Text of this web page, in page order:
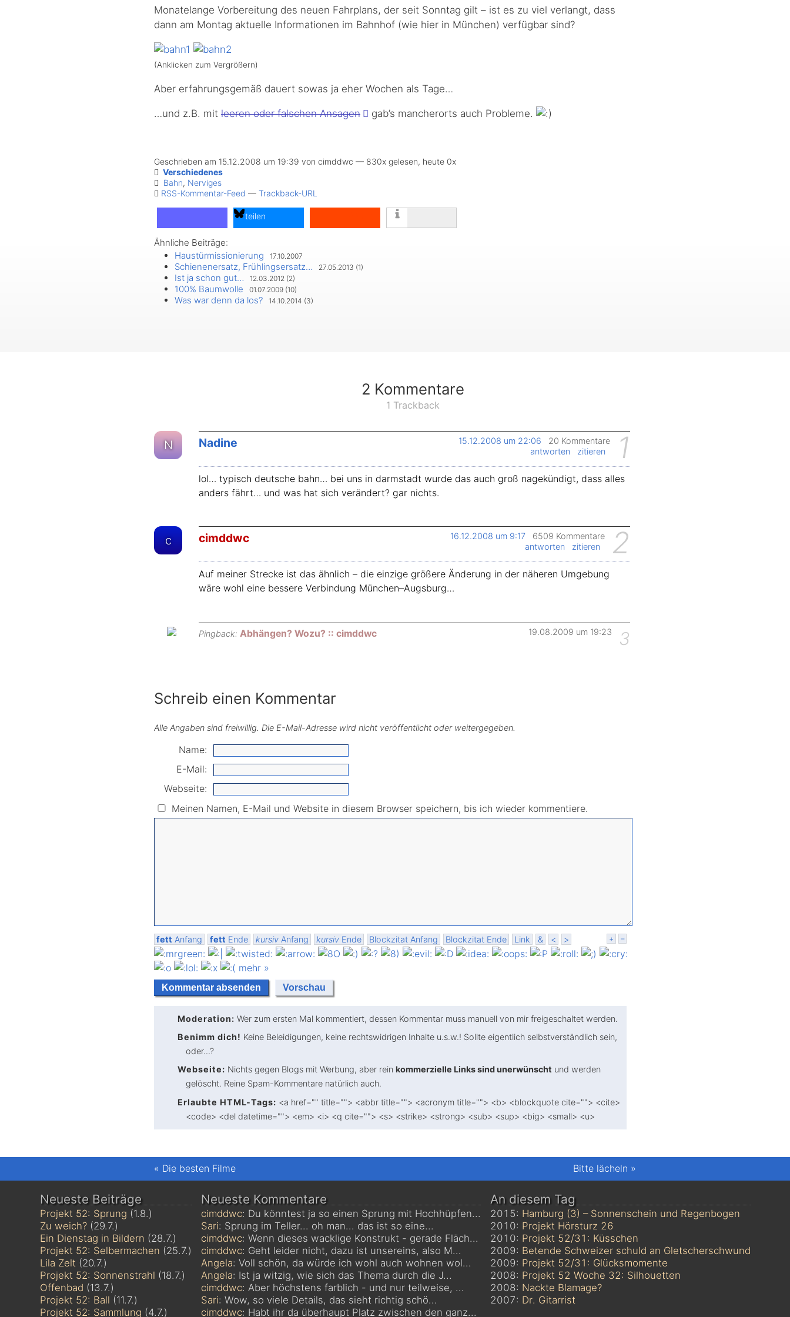
Monatelange Vorbereitung des neuen Fahrplans, der seit Sonntag gilt – ist es zu viel verlangt, dass
dann am Montag aktuelle Informationen im Bahnhof (wie hier in München) verfügbar sind?
(Anklicken zum Vergrößern)
Aber erfahrungsgemäß dauert sowas ja eher Wochen als Tage…
…und z.B. mit leeren oder falschen Ansagen gab’s mancherorts auch Probleme.
Geschrieben am 15.12.2008 um 19:39 von cimddwc — 830x gelesen, heute 0x
Verschiedenes
Bahn, Nerviges
RSS-Kommentar-Feed — Trackback-URL
teilen
teilen
Ähnliche Beiträge:
Haustürmissionierung
17.10.2007
Schienenersatz, Frühlingsersatz… 27.05.2013 (1)
Ist ja schon gut… 12.03.2012 (2)
100% Baumwolle 01.07.2009 (10)
Was war denn da los? 14.10.2014 (3)
2 Kommentare
1 Trackback
N Nadine 1
15.12.2008 um 22:06
20 Kommentare
antworten
zitieren
lol… typisch deutsche bahn… bei uns in darmstadt wurde das auch groß nagekündigt, dass alles
anders fährt… und was hat sich verändert? gar nichts.
c cimddwc 2
16.12.2008 um 9:17
6509 Kommentare
antworten
zitieren
Auf meiner Strecke ist das ähnlich – die einzige größere Änderung in der näheren Umgebung
wäre wohl eine bessere Verbindung München–Augsburg…
Pingback: Abhängen? Wozu? :: cimddwc 3
19.08.2009 um 19:23
Schreib einen Kommentar
Alle Angaben sind freiwillig. Die E-Mail-Adresse wird nicht veröffentlicht oder weitergegeben.
Name:
E-Mail:
Webseite:
Meinen Namen, E-Mail und Website in diesem Browser speichern, bis ich wieder kommentiere.
+ –
fett Anfang fett Ende kursiv Anfang kursiv Ende Blockzitat Anfang Blockzitat Ende Link & < >
mehr »
Moderation: Wer zum ersten Mal kommentiert, dessen Kommentar muss manuell von mir freigeschaltet werden.
Benimm dich! Keine Beleidigungen, keine rechtswidrigen Inhalte u.s.w.! Sollte eigentlich selbst­verständlich sein,
oder...?
Webseite: Nichts gegen Blogs mit Werbung, aber rein kommerzielle Links sind unerwünscht und werden
gelöscht. Reine Spam-Kommentare natürlich auch.
Erlaubte HTML-Tags: <a href="" title=""> <abbr title=""> <acronym title=""> <b> <blockquote cite=""> <cite>
<code> <del datetime=""> <em> <i> <q cite=""> <s> <strike> <strong> <sub> <sup> <big> <small> <u>
« Die besten Filme Bitte lächeln »
Neueste Beiträge
Projekt 52: Sprung (1.8.)
Zu weich?(29.7.)
Ein Dienstag in Bildern (28.7.)
Projekt 52: Selbermachen (25.7.)
Lila Zelt (20.7.)
Projekt 52: Sonnenstrahl (18.7.)
Offenbad (13.7.)
Projekt 52: Ball (11.7.)
Projekt 52: Sammlung (4.7.)
Neueste Kommentare
cimddwc: Du könntest ja so einen Sprung mit Hochhüpfen...
Sari: Sprung im Teller... oh man... das ist so eine...
cimddwc: Wenn dieses wacklige Konstrukt - gerade Fläch...
cimddwc: Geht leider nicht, dazu ist unsereins, also M...
Angela: Voll schön, da würde ich wohl auch wohnen wol...
Angela: Ist ja witzig, wie sich das Thema durch die J...
cimddwc: Aber höchstens farblich - und nur teilweise, ...
Sari: Wow, so viele Details, das sieht richtig schö...
cimddwc: Habt ihr da überhaupt Platz zwischen den ganz...
An diesem Tag
2015: Hamburg (3) – Sonnenschein und Regenbogen
2010: Projekt Hörsturz 26
2010: Projekt 52/31: Küsschen
2009: Betende Schweizer schuld an Gletscherschwund
2009: Projekt 52/31: Glücksmomente
2008: Projekt 52 Woche 32: Silhouetten
2008: Nackte Blamage?
2007: Dr. Gitarrist